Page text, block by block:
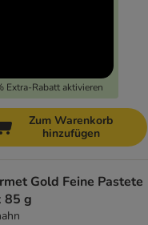
Extra-Rabatt aktivieren
Zum Warenkorb
hinzufügen
Gold Feine Pastete
85 g